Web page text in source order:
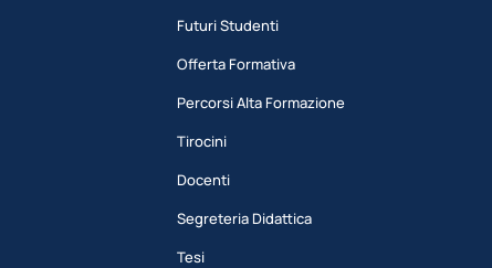
Futuri Studenti
Offerta Formativa
Percorsi Alta Formazione
Tirocini
Docenti
Segreteria Didattica
Tesi